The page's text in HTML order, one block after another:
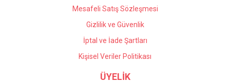
Mesafeli Satış Sözleşmesi
Gizlilik ve Güvenlik
İptal ve İade Şartları
Kişisel Veriler Politikası
ÜYELİK